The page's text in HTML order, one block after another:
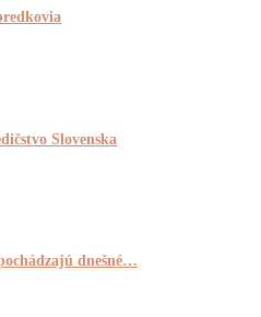
Slovenska
dnešné…